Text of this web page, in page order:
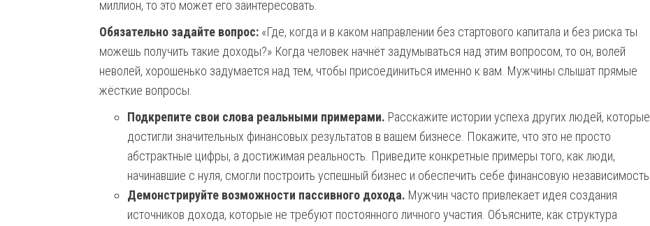
миллион, то это может его заинтересовать.
Обязательно задайте вопрос: «Где, когда и в каком направлении без стартового капитала и без риска ты
можешь получить такие доходы?» Когда человек начнёт задумываться над этим вопросом, то он, волей
неволей, хорошенько задумается над тем, чтобы присоединиться именно к вам. Мужчины слышат прямые
жёсткие вопросы.
Подкрепите свои слова реальными примерами. Расскажите истории успеха других людей, которые
достигли значительных финансовых результатов в вашем бизнесе. Покажите, что это не просто
абстрактные цифры, а достижимая реальность. Приведите конкретные примеры того, как люди,
начинавшие с нуля, смогли построить успешный бизнес и обеспечить себе финансовую независимость.
Демонстрируйте возможности пассивного дохода. Мужчин часто привлекает идея создания
источников дохода, которые не требуют постоянного личного участия. Объясните, как структура